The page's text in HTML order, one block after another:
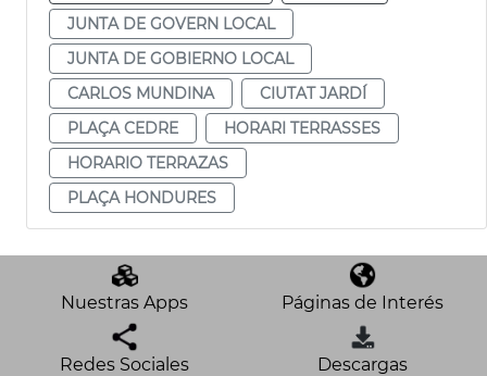
JUNTA DE GOVERN LOCAL
JUNTA DE GOBIERNO LOCAL
CARLOS MUNDINA
CIUTAT JARDÍ
PLAÇA CEDRE
HORARI TERRASSES
HORARIO TERRAZAS
PLAÇA HONDURES
Nuestras Apps Páginas de Interés
Redes Sociales Descargas